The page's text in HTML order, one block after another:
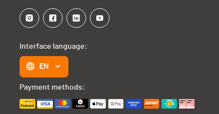
Interface language:
EN
Payment methods: